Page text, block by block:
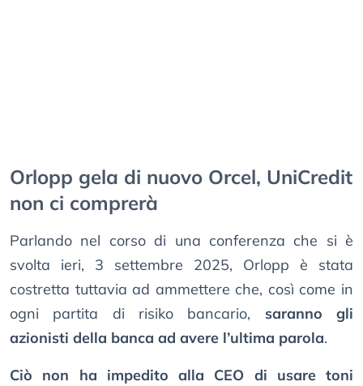
Orlopp gela di nuovo Orcel, UniCredit
non ci comprerà
Parlando nel corso di una conferenza che si è
svolta ieri, 3 settembre 2025, Orlopp è stata
costretta tuttavia ad ammettere che, così come in
ogni partita di risiko bancario, saranno gli
azionisti della banca ad avere l’ultima parola.
Ciò non ha impedito alla CEO di usare toni